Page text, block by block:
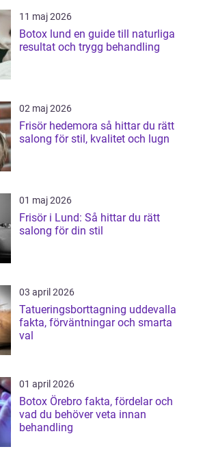
11 maj 2026
Botox lund en guide till naturliga
resultat och trygg behandling
02 maj 2026
Frisör hedemora så hittar du rätt
salong för stil, kvalitet och lugn
01 maj 2026
Frisör i Lund: Så hittar du rätt
salong för din stil
03 april 2026
Tatueringsborttagning uddevalla
fakta, förväntningar och smarta
val
01 april 2026
Botox Örebro fakta, fördelar och
vad du behöver veta innan
behandling